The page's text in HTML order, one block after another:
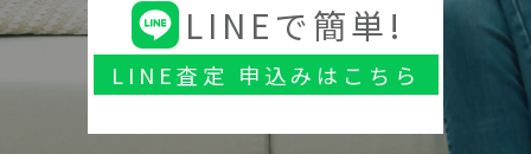
LINEで簡単!
LINE査定 申込みはこちら